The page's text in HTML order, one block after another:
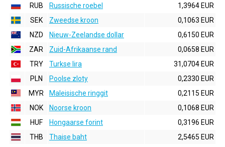
RUB
Russische roebel
1,3964 EUR
SEK
Zweedse kroon
0,1063 EUR
NZD
Nieuw-Zeelandse dollar
0,6150 EUR
ZAR
Zuid-Afrikaanse rand
0,0658 EUR
TRY
Turkse lira
31,0704 EUR
PLN
Poolse zloty
0,2330 EUR
MYR
Maleisische ringgit
0,2115 EUR
NOK
Noorse kroon
0,1068 EUR
HUF
Hongaarse forint
0,3196 EUR
THB
Thaise baht
2,5465 EUR